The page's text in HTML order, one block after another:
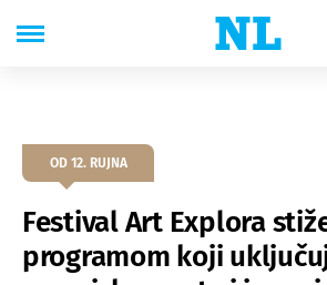
OD 12. RUJNA
Festival Art Explora
programom koji